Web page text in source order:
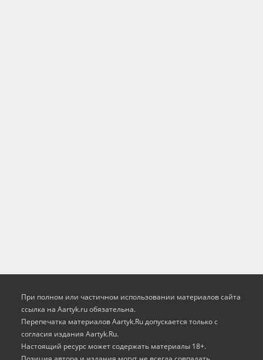
При полном или частичном использовании материалов сайта
ссылка на Aartyk.ru oбязательна.
Перепечатка материалов Aartyk.Ru допускается только с
согласия издания Aartyk.Ru.
Настоящий ресурс может содержать материалы 18+.